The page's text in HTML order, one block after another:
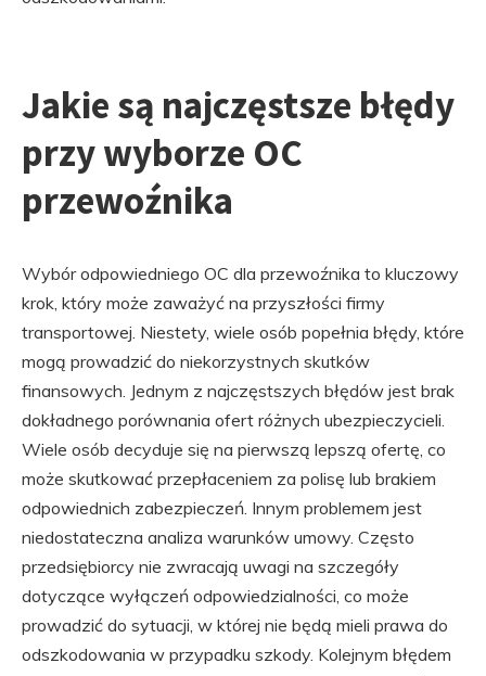
Jakie są najczęstsze błędy
przy wyborze OC
przewoźnika
Wybór odpowiedniego OC dla przewoźnika to kluczowy
krok, który może zaważyć na przyszłości firmy
transportowej. Niestety, wiele osób popełnia błędy, które
mogą prowadzić do niekorzystnych skutków
finansowych. Jednym z najczęstszych błędów jest brak
dokładnego porównania ofert różnych ubezpieczycieli.
Wiele osób decyduje się na pierwszą lepszą ofertę, co
może skutkować przepłaceniem za polisę lub brakiem
odpowiednich zabezpieczeń. Innym problemem jest
niedostateczna analiza warunków umowy. Często
przedsiębiorcy nie zwracają uwagi na szczegóły
dotyczące wyłączeń odpowiedzialności, co może
prowadzić do sytuacji, w której nie będą mieli prawa do
odszkodowania w przypadku szkody. Kolejnym błędem